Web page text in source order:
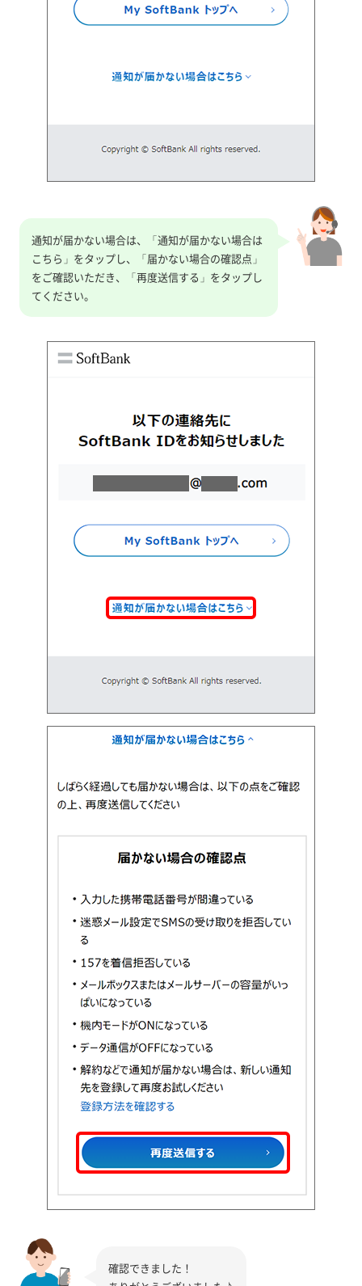
通知が届かない場合は、「通知が届かない場合は
こちら」をタップし、「届かない場合の確認点」
をご確認いただき、「再度送信する」をタップし
てください。
確認できました！